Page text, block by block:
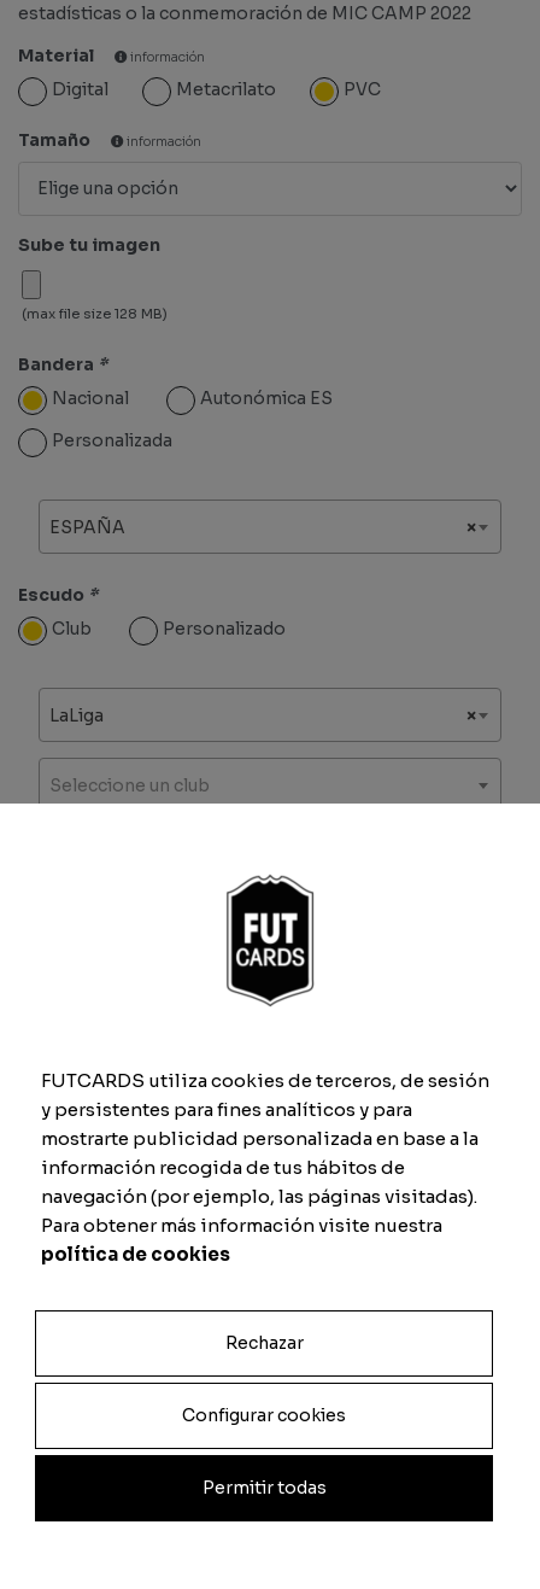
estadísticas o la conmemoración de MIC CAMP 2022
Material
información
Digital Metacrilato PVC
Tamaño información
Sube tu imagen
(max file size 128 MB)
Bandera *
Nacional
Autonómica ES
Personalizada
×
ESPAÑA
Escudo *
Club
Personalizado
×
LaLiga
Seleccione un club
Características
Ritmo Regate
Defensa
FUTCARDS utiliza cookies de terceros, de sesión
y persistentes para fines analíticos y para
mostrarte publicidad personalizada en base a la
información recogida de tus hábitos de
navegación (por ejemplo, las páginas visitadas).
Para obtener más información visite nuestra
política de cookies
Rechazar
Configurar cookies
Permitir todas